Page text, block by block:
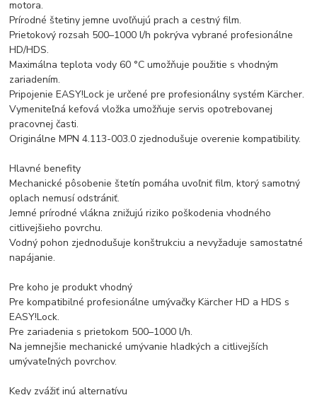
motora.
Prírodné štetiny jemne uvoľňujú prach a cestný film.
Prietokový rozsah 500–1000 l/h pokrýva vybrané profesionálne
HD/HDS.
Maximálna teplota vody 60 °C umožňuje použitie s vhodným
zariadením.
Pripojenie EASY!Lock je určené pre profesionálny systém Kärcher.
Vymeniteľná kefová vložka umožňuje servis opotrebovanej
pracovnej časti.
Originálne MPN 4.113-003.0 zjednodušuje overenie kompatibility.
Hlavné benefity
Mechanické pôsobenie štetín pomáha uvoľniť film, ktorý samotný
oplach nemusí odstrániť.
Jemné prírodné vlákna znižujú riziko poškodenia vhodného
citlivejšieho povrchu.
Vodný pohon zjednodušuje konštrukciu a nevyžaduje samostatné
napájanie.
Pre koho je produkt vhodný
Pre kompatibilné profesionálne umývačky Kärcher HD a HDS s
EASY!Lock.
Pre zariadenia s prietokom 500–1000 l/h.
Na jemnejšie mechanické umývanie hladkých a citlivejších
umývateľných povrchov.
Kedy zvážiť inú alternatívu